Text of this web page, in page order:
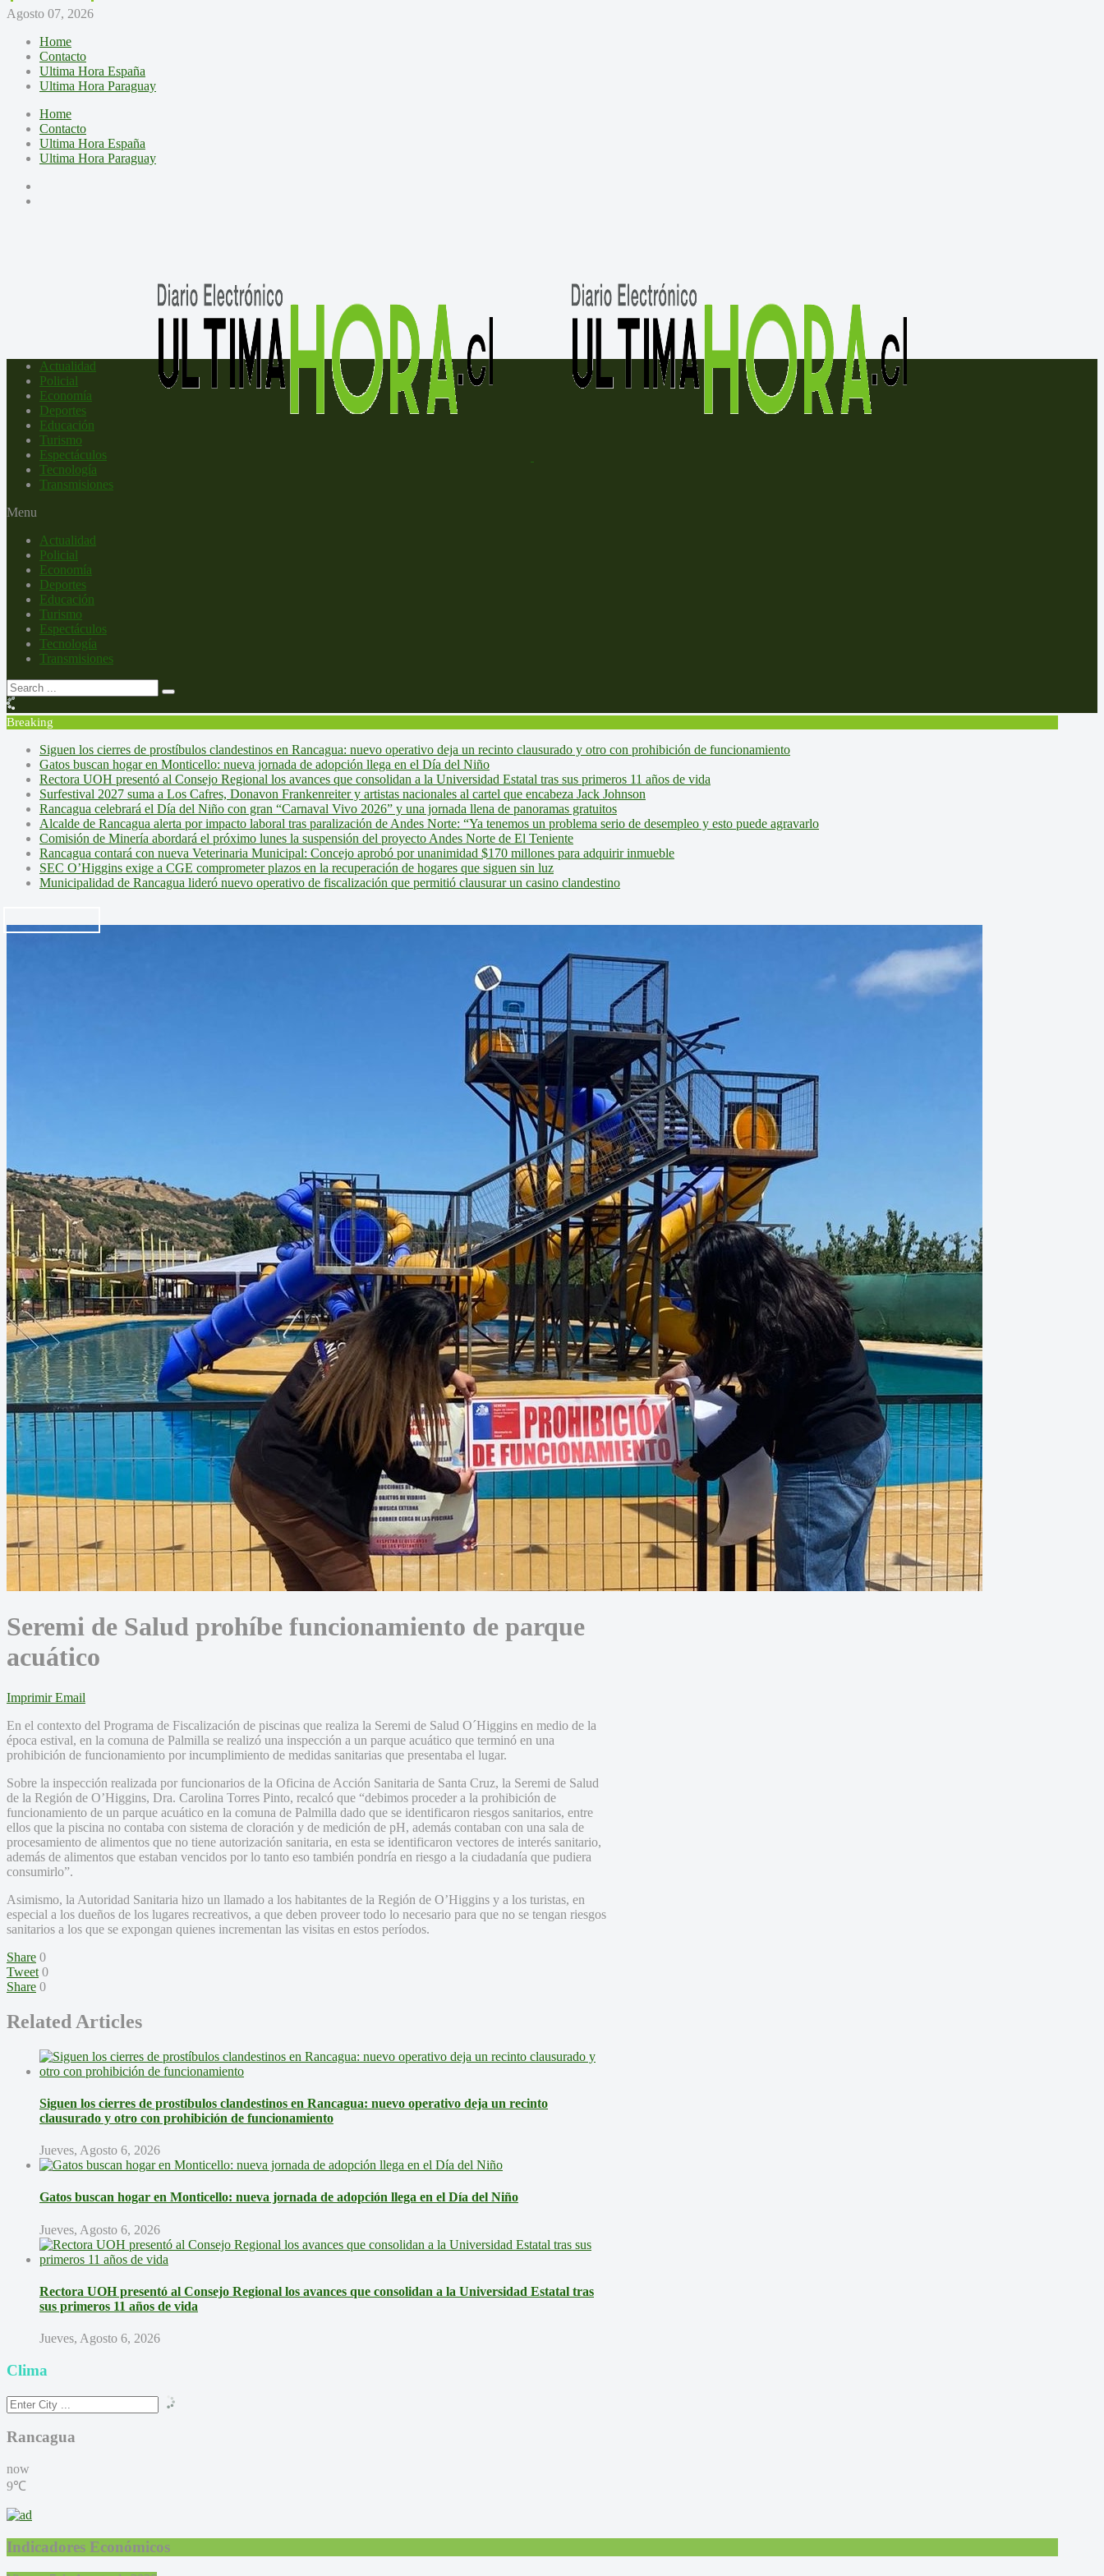
Agosto 07, 2026
Home
Contacto
Ultima Hora España
Ultima Hora Paraguay
Home
Contacto
Ultima Hora España
Ultima Hora Paraguay
Actualidad
Policial
Economía
Deportes
Educación
Turismo
Espectáculos
Tecnología
Transmisiones
Menu
Actualidad
Policial
Economía
Deportes
Educación
Turismo
Espectáculos
Tecnología
Transmisiones
Breaking
Siguen los cierres de prostíbulos clandestinos en Rancagua: nuevo operativo deja un recinto clausurado y otro con prohibición de funcionamiento
Gatos buscan hogar en Monticello: nueva jornada de adopción llega en el Día del Niño
Rectora UOH presentó al Consejo Regional los avances que consolidan a la Universidad Estatal tras sus primeros 11 años de vida
Surfestival 2027 suma a Los Cafres, Donavon Frankenreiter y artistas nacionales al cartel que encabeza Jack Johnson
Rancagua celebrará el Día del Niño con gran “Carnaval Vivo 2026” y una jornada llena de panoramas gratuitos
Alcalde de Rancagua alerta por impacto laboral tras paralización de Andes Norte: “Ya tenemos un problema serio de desempleo y esto puede agravarlo
Comisión de Minería abordará el próximo lunes la suspensión del proyecto Andes Norte de El Teniente
Rancagua contará con nueva Veterinaria Municipal: Concejo aprobó por unanimidad $170 millones para adquirir inmueble
SEC O’Higgins exige a CGE comprometer plazos en la recuperación de hogares que siguen sin luz
Municipalidad de Rancagua lideró nuevo operativo de fiscalización que permitió clausurar un casino clandestino
Seremi de Salud prohíbe funcionamiento de parque
acuático
Imprimir Email
En el contexto del Programa de Fiscalización de piscinas que realiza la Seremi de Salud O´Higgins en medio de la
época estival, en la comuna de Palmilla se realizó una inspección a un parque acuático que terminó en una
prohibición de funcionamiento por incumplimiento de medidas sanitarias que presentaba el lugar.
Sobre la inspección realizada por funcionarios de la Oficina de Acción Sanitaria de Santa Cruz, la Seremi de Salud
de la Región de O’Higgins, Dra. Carolina Torres Pinto, recalcó que “debimos proceder a la prohibición de
funcionamiento de un parque acuático en la comuna de Palmilla dado que se identificaron riesgos sanitarios, entre
ellos que la piscina no contaba con sistema de cloración y de medición de pH, además contaban con una sala de
procesamiento de alimentos que no tiene autorización sanitaria, en esta se identificaron vectores de interés sanitario,
además de alimentos que estaban vencidos por lo tanto eso también pondría en riesgo a la ciudadanía que pudiera
consumirlo”.
Asimismo, la Autoridad Sanitaria hizo un llamado a los habitantes de la Región de O’Higgins y a los turistas, en
especial a los dueños de los lugares recreativos, a que deben proveer todo lo necesario para que no se tengan riesgos
sanitarios a los que se expongan quienes incrementan las visitas en estos períodos.
Share 0
Tweet 0
Share 0
Related Articles
Siguen los cierres de prostíbulos clandestinos en Rancagua: nuevo operativo deja un recinto
clausurado y otro con prohibición de funcionamiento
Jueves, Agosto 6, 2026
Gatos buscan hogar en Monticello: nueva jornada de adopción llega en el Día del Niño
Jueves, Agosto 6, 2026
Rectora UOH presentó al Consejo Regional los avances que consolidan a la Universidad Estatal tras
sus primeros 11 años de vida
Jueves, Agosto 6, 2026
Clima
Rancagua
now
9℃
Indicadores Económicos